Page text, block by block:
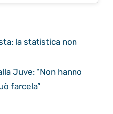
la statistica non
Juve: “Non hanno
farcela”